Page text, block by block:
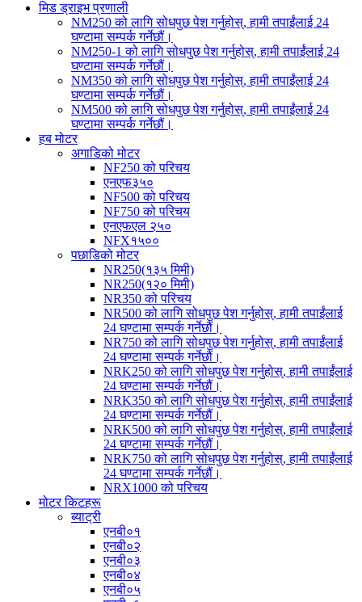
मिड ड्राइभ प्रणाली
NM250 को लागि सोधपुछ पेश गर्नुहोस्, हामी तपाईंलाई 24
घण्टामा सम्पर्क गर्नेछौं।
NM250-1 को लागि सोधपुछ पेश गर्नुहोस्, हामी तपाईंलाई 24
घण्टामा सम्पर्क गर्नेछौं।
NM350 को लागि सोधपुछ पेश गर्नुहोस्, हामी तपाईंलाई 24
घण्टामा सम्पर्क गर्नेछौं।
NM500 को लागि सोधपुछ पेश गर्नुहोस्, हामी तपाईंलाई 24
घण्टामा सम्पर्क गर्नेछौं।
हब मोटर
अगाडिको मोटर
NF250 को परिचय
एनएफ३५०
NF500 को परिचय
NF750 को परिचय
एनएफएल २५०
NFX१५००
पछाडिको मोटर
NR250(१३५ मिमी)
NR250(१२० मिमी)
NR350 को परिचय
NR500 को लागि सोधपुछ पेश गर्नुहोस्, हामी तपाईंलाई
24 घण्टामा सम्पर्क गर्नेछौं।
NR750 को लागि सोधपुछ पेश गर्नुहोस्, हामी तपाईंलाई
24 घण्टामा सम्पर्क गर्नेछौं।
NRK250 को लागि सोधपुछ पेश गर्नुहोस्, हामी तपाईंलाई
24 घण्टामा सम्पर्क गर्नेछौं।
NRK350 को लागि सोधपुछ पेश गर्नुहोस्, हामी तपाईंलाई
24 घण्टामा सम्पर्क गर्नेछौं।
NRK500 को लागि सोधपुछ पेश गर्नुहोस्, हामी तपाईंलाई
24 घण्टामा सम्पर्क गर्नेछौं।
NRK750 को लागि सोधपुछ पेश गर्नुहोस्, हामी तपाईंलाई
24 घण्टामा सम्पर्क गर्नेछौं।
NRX1000 को परिचय
मोटर किटहरू
ब्याट्री
एनबी०१
एनबी०२
एनबी०३
एनबी०४
एनबी०५